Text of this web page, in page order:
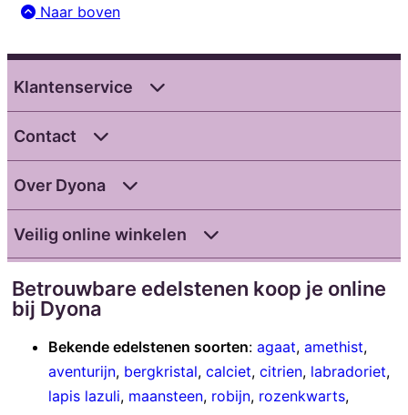
Naar boven
Klantenservice
Contact
Over Dyona
Veilig online winkelen
Betrouwbare edelstenen koop je online
bij Dyona
Bekende edelstenen soorten: agaat, amethist,
aventurijn, bergkristal, calciet, citrien, labradoriet,
lapis lazuli, maansteen, robijn, rozenkwarts,